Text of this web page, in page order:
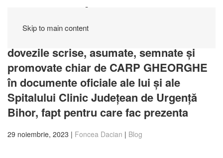
Skip to main content
Ep. XX: În acest episod înaintez public
dovezile scrise, asumate, semnate și
promovate chiar de CARP GHEORGHE
în documente oficiale ale lui și ale
Spitalului Clinic Județean de Urgență
Bihor, fapt pentru care fac prezenta
29 noiembrie, 2023 | Foncea Dacian | Blog